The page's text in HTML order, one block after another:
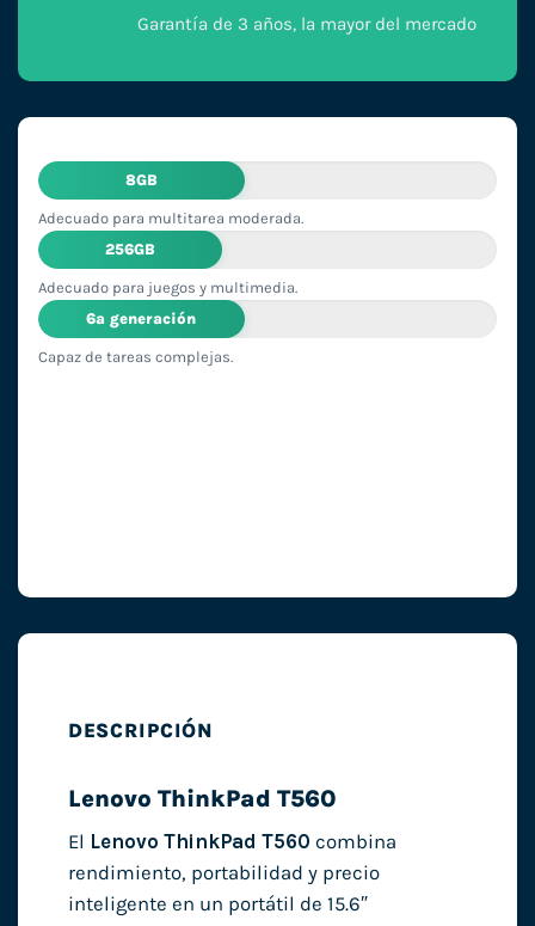
Garantía de 3 años, la mayor del mercado
8GB
Adecuado para multitarea moderada.
256GB
Adecuado para juegos y multimedia.
6ª generación
Capaz de tareas complejas.
DESCRIPCIÓN
Lenovo ThinkPad T560
El Lenovo ThinkPad T560 combina
rendimiento, portabilidad y precio
inteligente en un portátil de 15.6″